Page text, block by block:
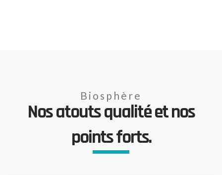
Biosphère
Nos atouts qualité et nos
points forts.